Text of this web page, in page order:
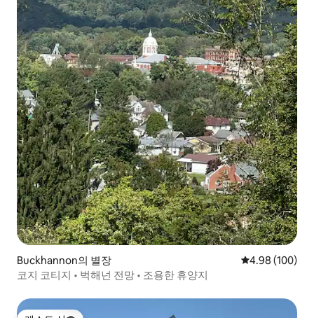
Buckhannon의 별장 평점 4.98점(5
4.98 (100)
코지 코티지 • 벅해넌 전망 • 조용한 휴양지